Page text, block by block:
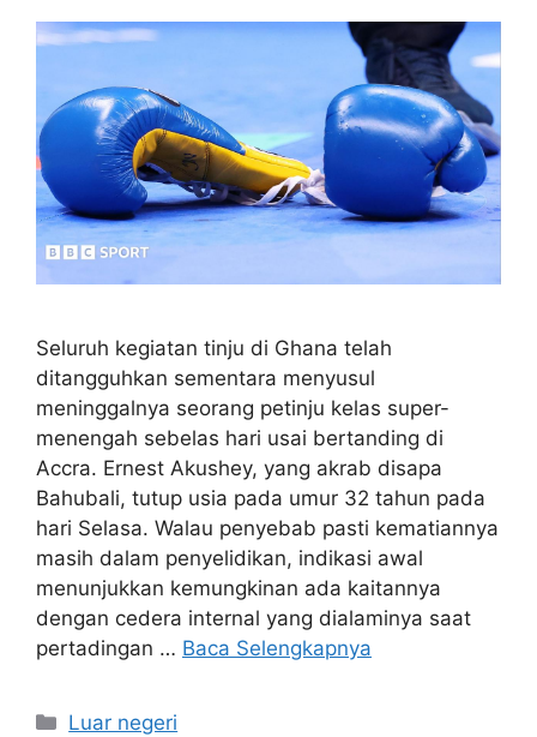
Seluruh kegiatan tinju di Ghana telah
ditangguhkan sementara menyusul
meninggalnya seorang petinju kelas super-
menengah sebelas hari usai bertanding di
Accra. Ernest Akushey, yang akrab disapa
Bahubali, tutup usia pada umur 32 tahun pada
hari Selasa. Walau penyebab pasti kematiannya
masih dalam penyelidikan, indikasi awal
menunjukkan kemungkinan ada kaitannya
dengan cedera internal yang dialaminya saat
pertadingan … Baca Selengkapnya
Kategori
Luar negeri